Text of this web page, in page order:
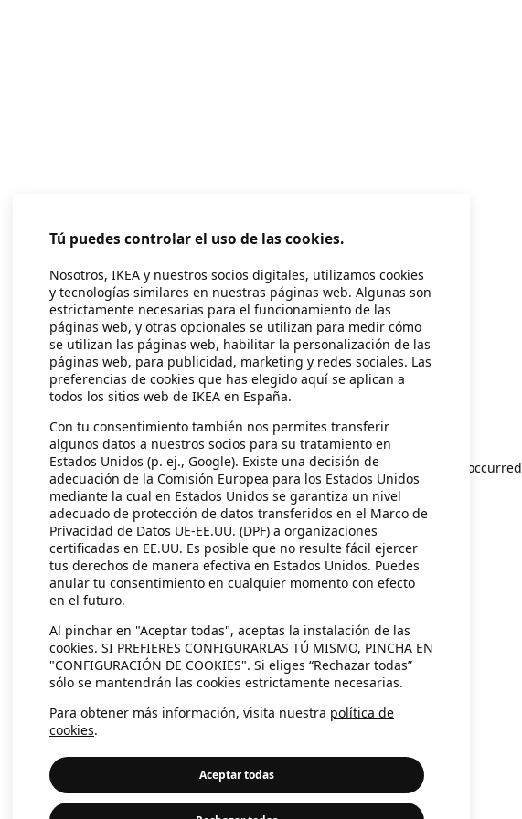
Application error: a client-side exception has occurred
Tú puedes controlar el uso de las cookies.
Nosotros, IKEA y nuestros socios digitales, utilizamos cookies
y tecnologías similares en nuestras páginas web. Algunas son
estrictamente necesarias para el funcionamiento de las
páginas web, y otras opcionales se utilizan para medir cómo
se utilizan las páginas web, habilitar la personalización de las
páginas web, para publicidad, marketing y redes sociales. Las
preferencias de cookies que has elegido aquí se aplican a
todos los sitios web de IKEA en España.
Con tu consentimiento también nos permites transferir
algunos datos a nuestros socios para su tratamiento en
Estados Unidos (p. ej., Google). Existe una decisión de
adecuación de la Comisión Europea para los Estados Unidos
mediante la cual en Estados Unidos se garantiza un nivel
adecuado de protección de datos transferidos en el Marco de
Privacidad de Datos UE-EE.UU. (DPF) a organizaciones
certificadas en EE.UU. Es posible que no resulte fácil ejercer
tus derechos de manera efectiva en Estados Unidos. Puedes
anular tu consentimiento en cualquier momento con efecto
en el futuro.
Al pinchar en "Aceptar todas", aceptas la instalación de las
cookies. SI PREFIERES CONFIGURARLAS TÚ MISMO, PINCHA EN
"CONFIGURACIÓN DE COOKIES". Si eliges “Rechazar todas”
sólo se mantendrán las cookies estrictamente necesarias.
Para obtener más información, visita nuestra política de
cookies.
Aceptar todas